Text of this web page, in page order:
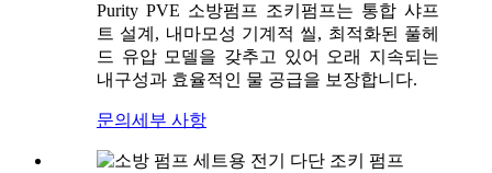
Purity PVE 소방펌프 조키펌프는 통합 샤프
트 설계, 내마모성 기계적 씰, 최적화된 풀헤
드 유압 모델을 갖추고 있어 오래 지속되는
내구성과 효율적인 물 공급을 보장합니다.
문의 세부 사항